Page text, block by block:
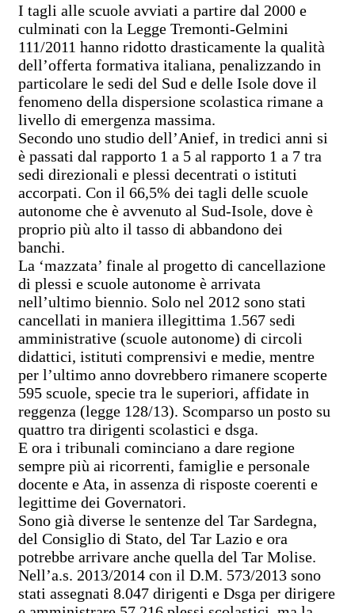
I tagli alle scuole avviati a partire dal 2000 e
culminati con la Legge Tremonti-Gelmini
111/2011 hanno ridotto drasticamente la qualità
dell’offerta formativa italiana, penalizzando in
particolare le sedi del Sud e delle Isole dove il
fenomeno della dispersione scolastica rimane a
livello di emergenza massima.
Secondo uno studio dell’Anief, in tredici anni si
è passati dal rapporto 1 a 5 al rapporto 1 a 7 tra
sedi direzionali e plessi decentrati o istituti
accorpati. Con il 66,5% dei tagli delle scuole
autonome che è avvenuto al Sud-Isole, dove è
proprio più alto il tasso di abbandono dei
banchi.
La ‘mazzata’ finale al progetto di cancellazione
di plessi e scuole autonome è arrivata
nell’ultimo biennio. Solo nel 2012 sono stati
cancellati in maniera illegittima 1.567 sedi
amministrative (scuole autonome) di circoli
didattici, istituti comprensivi e medie, mentre
per l’ultimo anno dovrebbero rimanere scoperte
595 scuole, specie tra le superiori, affidate in
reggenza (legge 128/13). Scomparso un posto su
quattro tra dirigenti scolastici e dsga.
E ora i tribunali cominciano a dare regione
sempre più ai ricorrenti, famiglie e personale
docente e Ata, in assenza di risposte coerenti e
legittime dei Governatori.
Sono già diverse le sentenze del Tar Sardegna,
del Consiglio di Stato, del Tar Lazio e ora
potrebbe arrivare anche quella del Tar Molise.
Nell’a.s. 2013/2014 con il D.M. 573/2013 sono
stati assegnati 8.047 dirigenti e Dsga per dirigere